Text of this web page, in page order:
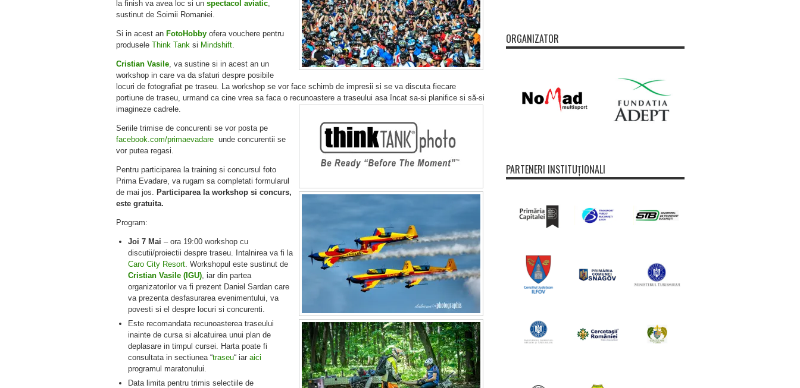
la finish va avea loc si un spectacol aviatic,
sustinut de Soimii Romaniei.
Si in acest an FotoHobbyofera vouchere pentru
produsele Think Tank si Mindshift.
Cristian Vasile, va sustine si in acest an un
workshop in care va da sfaturi despre posibile
locuri de fotografiat pe traseu. La workshop se vor face schimb de impresii si se va discuta fiecare
portiune de traseu, urmand ca cine vrea sa faca o recunoastere a traseului asa încat sa-si planifice si să-si
imagineze cadrele.
Seriile trimise de concurenti se vor posta pe
facebook.com/primaevadare unde concurentii se
vor putea regasi.
Pentru participarea la training si concursul foto
Prima Evadare, va rugam sa completati formularul
de mai jos.
Participarea la workshop si concurs,
este gratuita.
Program:
Joi 7 Mai – ora 19:00 workshop cu
discutii/proiectii despre traseu. Intalnirea va fi la
Caro City Resort. Workshopul este sustinut de
Cristian Vasile (IGU), iar din partea
organizatorilor va fi prezent Daniel Sardan care
va prezenta desfasurarea evenimentului, va
povesti si el despre locuri si concurenti.
Este recomandata recunoasterea traseului
inainte de cursa si alcatuirea unui plan de
deplasare in timpul cursei. Harta poate fi
consultata in sectiunea “traseu“ iar aici
programul maratonului.
Data limita pentru trimis selectiile de
ORGANIZATOR
PARTENERI INSTITUȚIONALI